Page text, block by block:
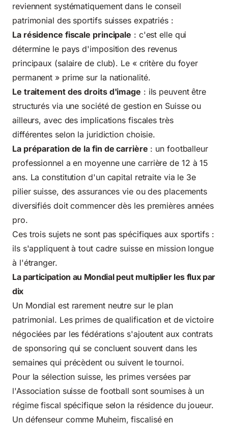
reviennent systématiquement dans le conseil
patrimonial des sportifs suisses expatriés :
La résidence fiscale principale : c'est elle qui
détermine le pays d'imposition des revenus
principaux (salaire de club). Le « critère du foyer
permanent » prime sur la nationalité.
Le traitement des droits d'image : ils peuvent être
structurés via une société de gestion en Suisse ou
ailleurs, avec des implications fiscales très
différentes selon la juridiction choisie.
La préparation de la fin de carrière : un footballeur
professionnel a en moyenne une carrière de 12 à 15
ans. La constitution d'un capital retraite via le 3e
pilier suisse, des assurances vie ou des placements
diversifiés doit commencer dès les premières années
pro.
Ces trois sujets ne sont pas spécifiques aux sportifs :
ils s'appliquent à tout cadre suisse en mission longue
à l'étranger.
La participation au Mondial peut multiplier les flux par
dix
Un Mondial est rarement neutre sur le plan
patrimonial. Les primes de qualification et de victoire
négociées par les fédérations s'ajoutent aux contrats
de sponsoring qui se concluent souvent dans les
semaines qui précèdent ou suivent le tournoi.
Pour la sélection suisse, les primes versées par
l'Association suisse de football sont soumises à un
régime fiscal spécifique selon la résidence du joueur.
Un défenseur comme Muheim, fiscalisé en